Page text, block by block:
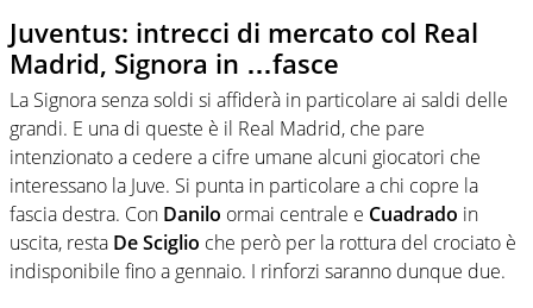
Juventus: intrecci di mercato col Real
Madrid, Signora in …fasce
La Signora senza soldi si affiderà in particolare ai saldi delle
grandi. E una di queste è il Real Madrid, che pare
intenzionato a cedere a cifre umane alcuni giocatori che
interessano la Juve. Si punta in particolare a chi copre la
fascia destra. Con Danilo ormai centrale e Cuadrado in
uscita, resta De Sciglio che però per la rottura del crociato è
indisponibile fino a gennaio. I rinforzi saranno dunque due.